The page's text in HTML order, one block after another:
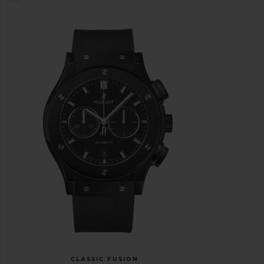
CLASSIC FUSION